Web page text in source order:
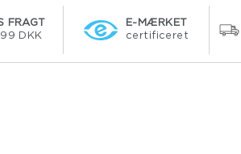
FRAGT
DKK
E-MÆRKET
certificeret